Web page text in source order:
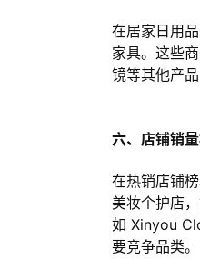
在居家日用
家具。这些
镜等其他产
六、店铺销
在热销店铺
美妆个护店
如 Xinyou
要竞争品类。